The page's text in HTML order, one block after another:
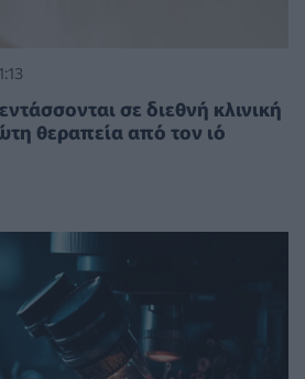
σε διεθνή κλινική
θεραπεία από τον ιό